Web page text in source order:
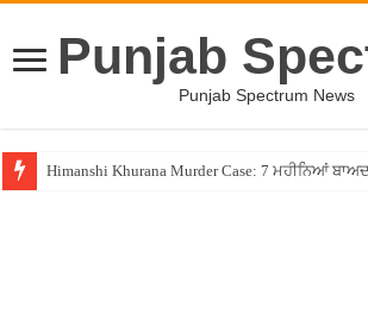
Punjab
Punjab Spectrum News
Himanshi Khurana Murder Case: 7 ਮਹੀਨਿਆਂ